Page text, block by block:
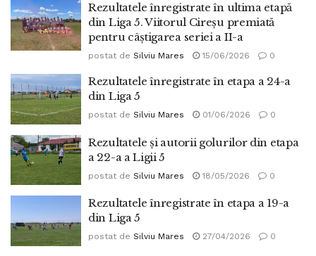
Rezultatele înregistrate în ultima etapă
din Liga 5. Viitorul Cireșu premiată
pentru câștigarea seriei a II-a
postat de Silviu Mares 15/06/2026 0
Rezultatele înregistrate în etapa a 24-a
din Liga 5
postat de Silviu Mares 01/06/2026 0
Rezultatele și autorii golurilor din etapa
a 22-a a Ligii 5
postat de Silviu Mares 18/05/2026 0
Rezultatele înregistrate în etapa a 19-a
din Liga 5
postat de Silviu Mares 27/04/2026 0